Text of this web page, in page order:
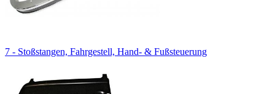
7 - Stoßstangen, Fahrgestell, Hand- & Fußsteuerung